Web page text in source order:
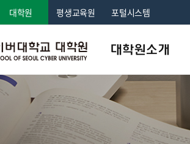
대학원 평생교육원 포털시스템
대학원소개
인사말
학교법인소개
교육이념 및 목표